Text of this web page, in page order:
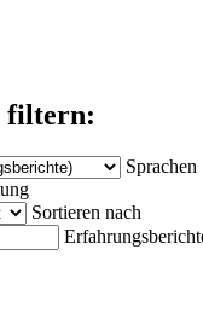
filtern:
Sprachen
Sortieren nach